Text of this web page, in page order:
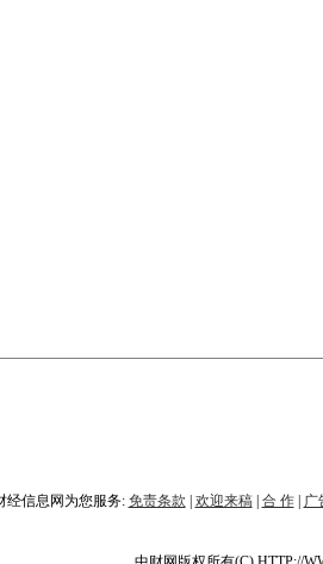
经信息网为您服务: 免责条款 欢迎来稿| 合 作| 广